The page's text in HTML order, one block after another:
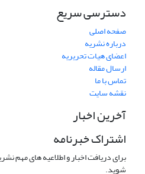
دسترسی سریع
صفحه اصلی
درباره نشریه
اعضای هیات تحریریه
ارسال مقاله
تماس با ما
نقشه سایت
آخرین اخبار
اشتراک خبرنامه
برای دریافت اخبار و اطلاعیه های مهم
شوید.